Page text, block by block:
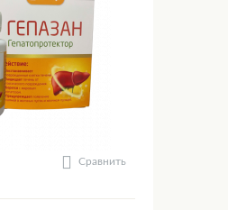
Сравнить